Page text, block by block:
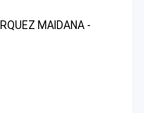
MAIDANA -